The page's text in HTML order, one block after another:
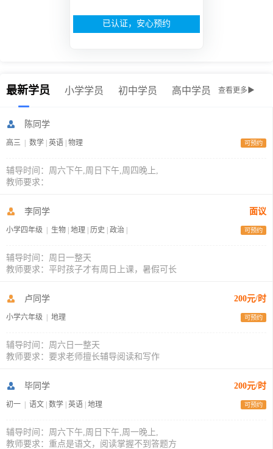
已认证，安心预约
最新学员 小学学员 初中学员 高中学员 查看更多▶
陈同学
高三 数学 英语 物理 可预约
辅导时间：周六下午,周日下午,周四晚上,
教师要求：
李同学 面议
小学四年级 生物 地理 历史 政治 可预约
辅导时间：周日一整天
教师要求：平时孩子才有周日上课，暑假可长
卢同学 200元/时
小学六年级 地理 可预约
辅导时间：周六日一整天
教师要求：要求老师擅长辅导阅读和写作
毕同学 200元/时
初一 语文 数学 英语 地理 可预约
辅导时间：周六下午,周日下午,周一晚上,
教师要求：重点是语文，阅读掌握不到答题方